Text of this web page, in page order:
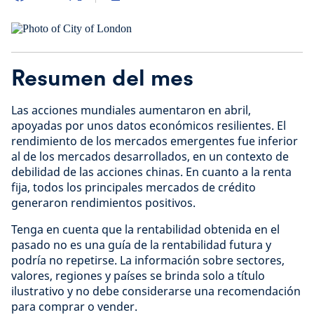
Resumen del mes
Las acciones mundiales aumentaron en abril,
apoyadas por unos datos económicos resilientes. El
rendimiento de los mercados emergentes fue inferior
al de los mercados desarrollados, en un contexto de
debilidad de las acciones chinas. En cuanto a la renta
fija, todos los principales mercados de crédito
generaron rendimientos positivos.
Tenga en cuenta que la rentabilidad obtenida en el
pasado no es una guía de la rentabilidad futura y
podría no repetirse. La información sobre sectores,
valores, regiones y países se brinda solo a título
ilustrativo y no debe considerarse una recomendación
para comprar o vender.